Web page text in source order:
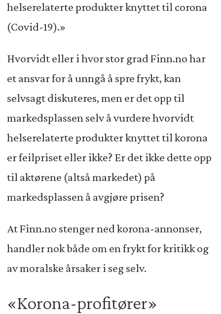
helserelaterte produkter knyttet til corona
(Covid-19).»
Hvorvidt eller i hvor stor grad Finn.no har
et ansvar for å unngå å spre frykt, kan
selvsagt diskuteres, men er det opp til
markedsplassen selv å vurdere hvorvidt
helserelaterte produkter knyttet til korona
er feilpriset eller ikke? Er det ikke dette opp
til aktørene (altså markedet) på
markedsplassen å avgjøre prisen?
At Finn.no stenger ned korona-annonser,
handler nok både om en frykt for kritikk og
av moralske årsaker i seg selv.
«Korona-profitører»